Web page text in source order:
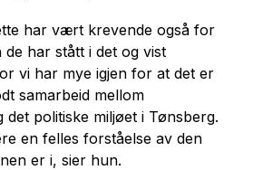
har vært krevende også for
har stått i det og vist
vi har mye igjen for at det er
samarbeid mellom
det politiske miljøet i Tønsberg.
en felles forståelse av den
er i, sier hun.